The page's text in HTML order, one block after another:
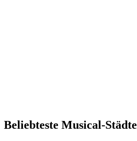
Beliebteste Musical-Städte